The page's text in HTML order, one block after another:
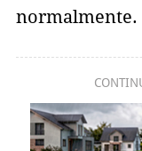
normalmente.